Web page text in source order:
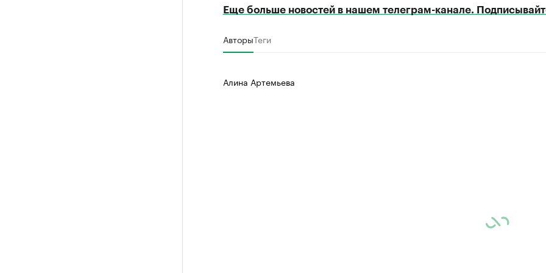
Еще больше новостей в нашем телеграм-канале.
АвторыТеги
Алина Артемьева